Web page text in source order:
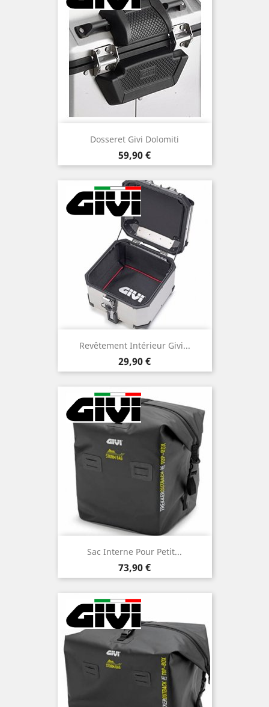
Dosseret Givi Dolomiti
Prix
59,90 €
Revêtement Intérieur Givi...
Prix
29,90 €
Sac Interne Pour Petit...
Prix
73,90 €